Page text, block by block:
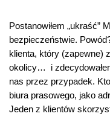
Postanowiłem „ukraść”
bezpieczeństwie.
klienta, który (zapewne)
okolicy… i
nas przez przypadek.
biura prasowego, jako
Jeden z klientów